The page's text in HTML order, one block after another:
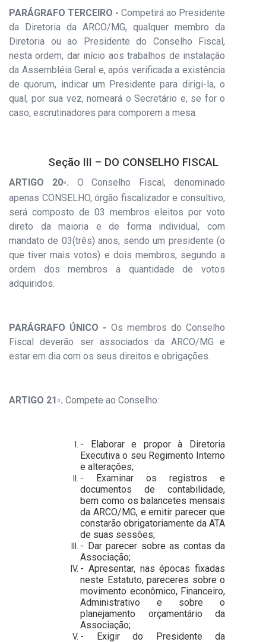
PARÁGRAFO TERCEIRO - Competirá ao Presidente
da Diretoria da ARCO/MG, qualquer membro da
Diretoria ou ao Presidente do Conselho Fiscal,
nesta ordem, dar início aos trabalhos de instalação
da Assembléia Geral e, após verificada a existência
de quorum, indicar um Presidente para dirigi-la, o
qual, por sua vez, nomeará o Secretário e, se for o
caso, escrutinadores para comporem a mesa.
Seção III – DO CONSELHO FISCAL
ARTIGO 20º. O Conselho Fiscal, denominado
apenas CONSELHO, órgão fiscalizador e consultivo,
será composto de 03 membros eleitos por voto
direto da maioria e de forma individual, com
mandato de 03(três) anos, sendo um presidente (o
que tiver mais votos) e dois membros, segundo a
ordem dos membros a quantidade de votos
adquiridos.
PARÁGRAFO ÚNICO - Os membros do Conselho
Fiscal deverão ser associados da ARCO/MG e
estar em dia com os seus direitos e obrigações.
ARTIGO 21 º. Compete ao Conselho:
- Elaborar e propor à Diretoria
Executiva o seu Regimento Interno
e alterações;
- Examinar os registros e
documentos de contabilidade,
bem como os balancetes mensais
da ARCO/MG, e emitir parecer que
constarão obrigatoriamente da ATA
de suas sessões;
- Dar parecer sobre as contas da
Associação;
- Apresentar, nas épocas fixadas
neste Estatuto, pareceres sobre o
movimento econômico, Financeiro,
Administrativo e sobre o
planejamento orçamentário da
Associação;
- Exigir do Presidente da